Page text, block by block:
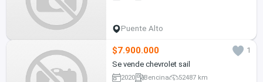
Puente Alto
$7.900.000
1
Se vende chevrolet sail
2020 Bencina 52487 km